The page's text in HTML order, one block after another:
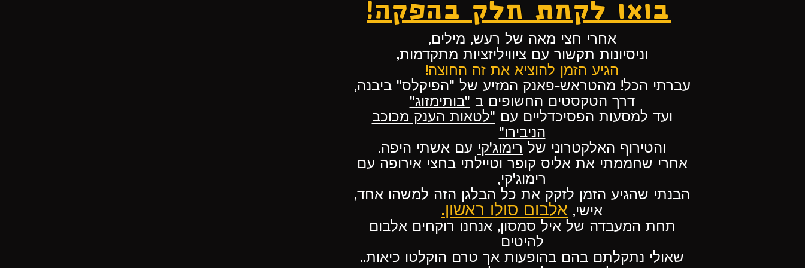
בואו לקחת חלק בהפקה!
אחרי חצי מאה של רעש, מילים,
וניסיונות תקשור עם ציוויליזציות מתקדמות,
הגיע הזמן להוציא את זה החוצה!
עברתי הכל! מהטראש-פאנק המזיע של "הפיקלס" ביבנה,
דרך הטקסטים החשופים ב "בותימזוג"
ועד למסעות הפסיכדליים עם "לטאות הענק מכוכב
הניבירו"
והטירוף האלקטרוני של רימוג'קי עם אשתי היפה.
אחרי שחממתי את אליס קופר וטיילתי בחצי אירופה עם
רימוג'קי,
הבנתי שהגיע הזמן לזקק את כל הבלגן הזה למשהו אחד,
אישי, אלבום סולו ראשון.
תחת המעבדה של איל סמסון, אנחנו רוקחים אלבום
להיטים
שאולי נתקלתם בהם בהופעות אך טרם הוקלטו כיאות..